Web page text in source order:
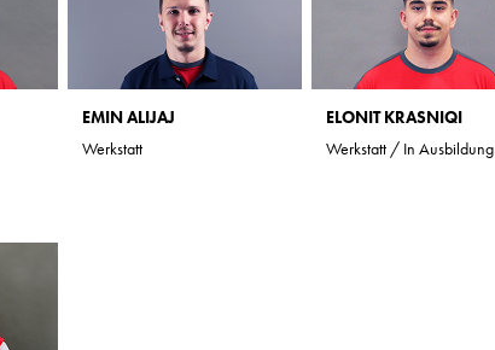
EMIN ALIJAJ
Werkstatt
ELONIT KRASNIQI
Werkstatt / In Ausbildung